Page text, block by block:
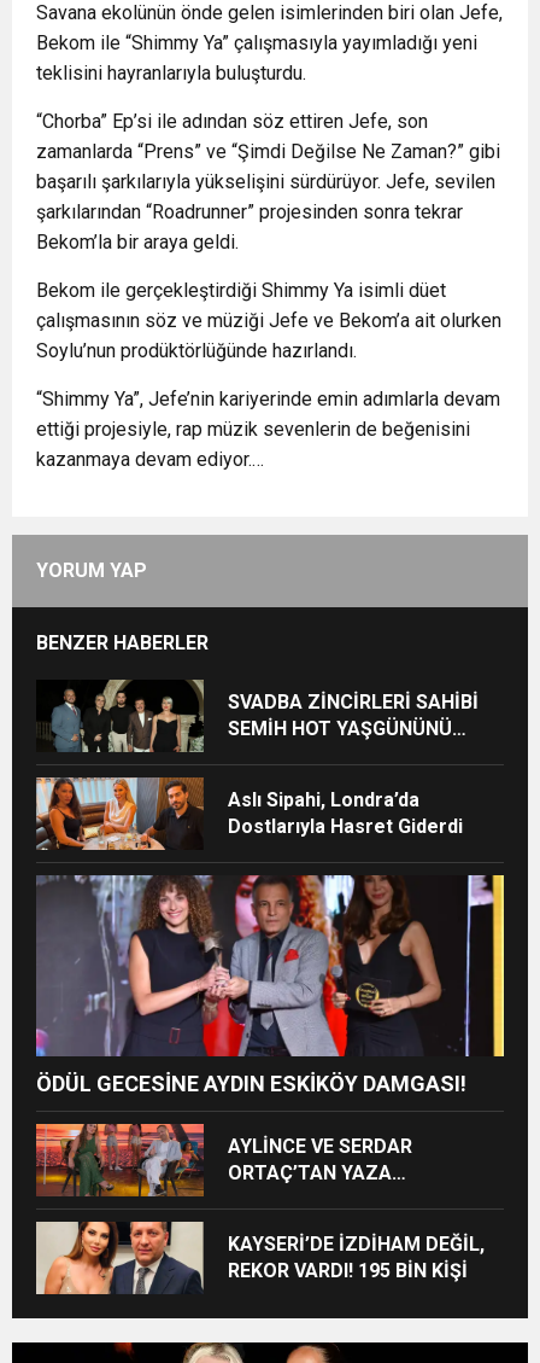
Savana ekolünün önde gelen isimlerinden biri olan Jefe,
Bekom ile “Shimmy Ya” çalışmasıyla yayımladığı yeni
teklisini hayranlarıyla buluşturdu.
“Chorba” Ep’si ile adından söz ettiren Jefe, son
zamanlarda “Prens” ve “Şimdi Değilse Ne Zaman?” gibi
başarılı şarkılarıyla yükselişini sürdürüyor. Jefe, sevilen
şarkılarından “Roadrunner” projesinden sonra tekrar
Bekom’la bir araya geldi.
Bekom ile gerçekleştirdiği Shimmy Ya isimli düet
çalışmasının söz ve müziği Jefe ve Bekom’a ait olurken
Soylu’nun prodüktörlüğünde hazırlandı.
“Shimmy Ya”, Jefe’nin kariyerinde emin adımlarla devam
ettiği projesiyle, rap müzik sevenlerin de beğenisini
kazanmaya devam ediyor.…
YORUM YAP
BENZER HABERLER
SVADBA ZİNCİRLERİ SAHİBİ
SEMİH HOT YAŞGÜNÜNÜ
İSİMLERİYLE KUTLADI!
Aslı Sipahi, Londra’da
Dostlarıyla Hasret Giderdi
ÖDÜL GECESİNE AYDIN ESKİKÖY DAMGASI!
AYLİNCE VE SERDAR
ORTAÇ’TAN YAZA
KAYSERİ’DE İZDİHAM DEĞİL,
REKOR VARDI! 195 BİN KİŞİ